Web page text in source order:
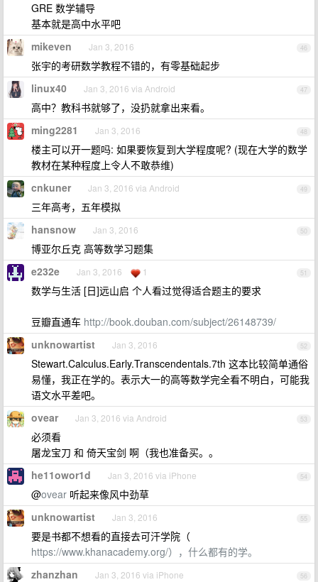
GRE 数学辅导
基本就是高中水平吧
46
mikeven Jan 3, 2016
张宇的考研数学教程不错的，有零基础起步
47
linux40 Jan 3, 2016 via Android
高中？教科书就够了，没扔就拿出来看。
48
ming2281 Jan 3, 2016
楼主可以开一题吗: 如果要恢复到大学程度呢? (现在大学的数学
教材在某种程度上令人不敢恭维)
49
cnkuner Jan 3, 2016 via Android
三年高考，五年模拟
50
hansnow Jan 3, 2016
博亚尔丘克 高等数学习题集
51
e232e Jan 3, 2016 1
数学与生活 [日]远山启 个人看过觉得适合题主的要求
豆瓣直通车 http://book.douban.com/subject/26148739/
52
unknowartist Jan 3, 2016
Stewart.Calculus.Early.Transcendentals.7th 这本比较简单通俗
易懂，我正在学的。表示大一的高等数学完全看不明白，可能我
语文水平差吧。
53
ovear Jan 3, 2016 via Android
必须看
屠龙宝刀 和 倚天宝剑 啊（我也准备买。。
54
he11owor1d Jan 3, 2016 via iPhone
@ovear 听起来像风中劲草
55
unknowartist Jan 3, 2016
要是书都不想看的直接去可汗学院（
https://www.khanacademy.org/），什么都有的学。
56
zhanzhan Jan 3, 2016 via iPhone